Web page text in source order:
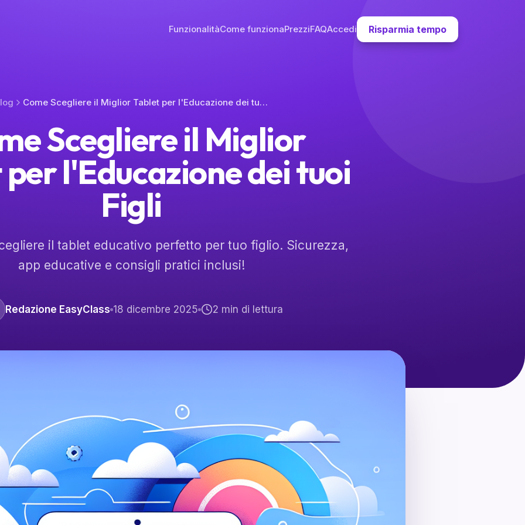
FunzionalitàCome funzionaPrezziFAQAccedi Risparmia tempo
Come Scegliere il Miglior Tablet per l'Educazione dei tuoi Figli
Scegliere il Miglior
l'Educazione dei tuoi
Figli
il tablet educativo perfetto per tuo figlio. Sicurezza,
app educative e consigli pratici inclusi!
Redazione EasyClass 18 dicembre 2025 2 min di lettura